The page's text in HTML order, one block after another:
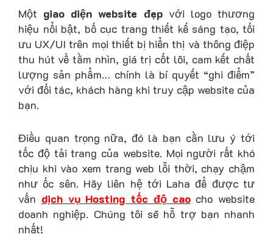
Một giao diện website đẹp với logo thương
hiệu nổi bật, bố cục trang thiết kế sáng tạo, tối
ưu UX/UI trên mọi thiết bị hiển thị và thông điệp
thu hút về tầm nhìn, giá trị cốt lõi, cam kết chất
lượng sản phẩm… chính là bí quyết “ghi điểm”
với đối tác, khách hàng khi truy cập website của
bạn.
Điều quan trọng nữa, đó là bạn cần lưu ý tới
tốc độ tải trang của website. Mọi người rất khó
chịu khi vào xem trang web lỗi thời, chạy chậm
như ốc sên. Hãy liên hệ tới Laha để được tư
vấn dịch vụ Hosting tốc độ caocho website
doanh nghiệp. Chúng tôi sẽ hỗ trợ bạn nhanh
nhất!